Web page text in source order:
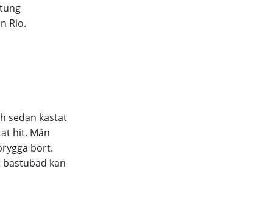
Rio.
sedan kastat
hit. Män
bort.
kan